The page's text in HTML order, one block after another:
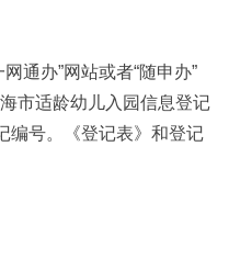
办”网站或者“随申办”
市适龄幼儿入园信息登记
编号。《登记表》和登记